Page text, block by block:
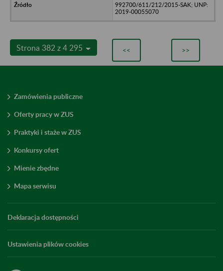
992700/611/212/2015-SAK; UNP:
2019-00055070
Strona 382 z 4 295 << >>
Zamówienia publiczne
Oferty pracy w ZUS
Praktyki i staże w ZUS
Konkursy ofert
Mienie zbędne
Mapa serwisu
Deklaracja dostępności
Ustawienia plików cookies